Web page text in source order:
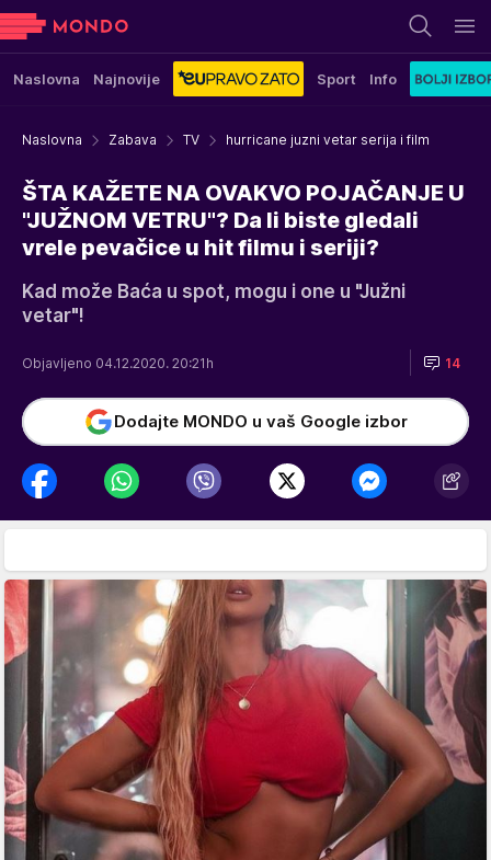
Naslovna Najnovije Sport Info
Naslovna Zabava TV hurricane juzni vetar serija i film
ŠTA KAŽETE NA OVAKVO POJAČANJE U
"JUŽNOM VETRU"? Da li biste gledali
vrele pevačice u hit filmu i seriji?
Kad može Baća u spot, mogu i one u "Južni
vetar"!
Objavljeno 04.12.2020. 20:21h 14
Dodajte MONDO u vaš Google izbor